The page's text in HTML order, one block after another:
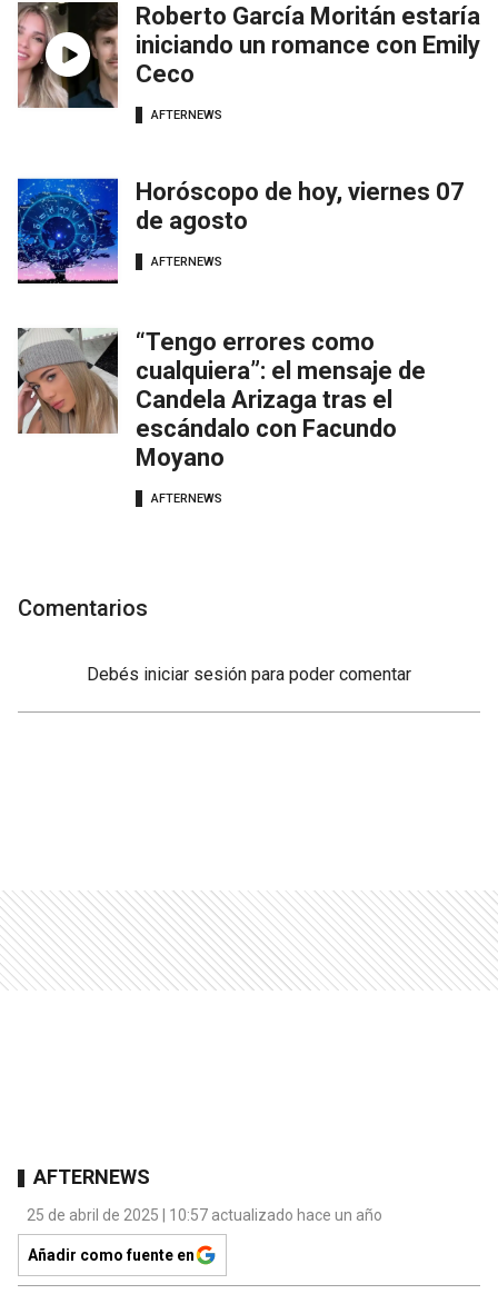
Roberto García Moritán estaría
iniciando un romance con Emily
Ceco
AFTERNEWS
Horóscopo de hoy, viernes 07
de agosto
AFTERNEWS
“Tengo errores como
cualquiera”: el mensaje de
Candela Arizaga tras el
escándalo con Facundo
Moyano
AFTERNEWS
Comentarios
Debés iniciar sesión para poder comentar
AFTERNEWS
25 de abril de 2025 | 10:57 actualizado hace un año
Añadir como fuente en